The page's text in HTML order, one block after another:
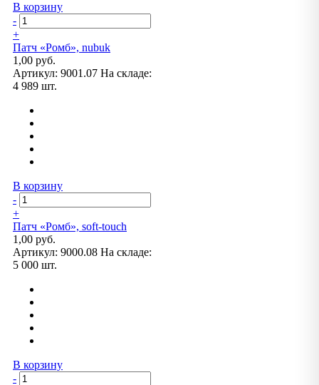
В корзину
-
+
Патч «Ромб», nubuk
1,00 руб.
Артикул: 9001.07 На складе:
4 989 шт.
В корзину
-
+
Патч «Ромб», soft-touch
1,00 руб.
Артикул: 9000.08 На складе:
5 000 шт.
В корзину
-